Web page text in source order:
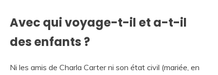
Avec qui voyage-t-il et a-t-il
des enfants ?
Ni les amis de Charla Carter ni son état civil (mariée, en